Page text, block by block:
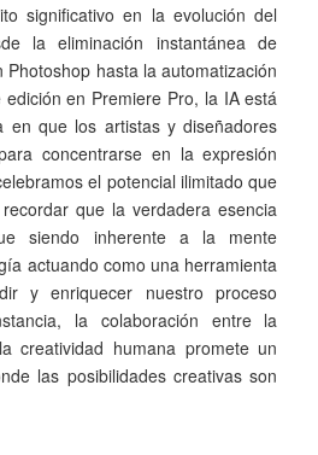
significativo en la evolución del
la eliminación instantánea de
hasta la automatización
en Premiere Pro, la IA está
en que los artistas y diseñadores
concentrarse en la expresión
el potencial ilimitado que
que la verdadera esencia
siendo inherente a la mente
actuando como una herramienta
y enriquecer nuestro proceso
la colaboración entre la
creatividad humana promete un
las posibilidades creativas son